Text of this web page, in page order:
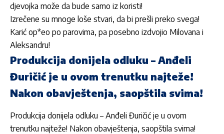
djevojka može da bude samo iz koristi!
Izrečene su mnoge loše stvari, da bi prešli preko svega!
Karić op*eo po parovima, pa posebno izdvojio Milovana i
Aleksandru!
Produkcija donijela odluku – Anđeli
Đuričić je u ovom trenutku najteže!
Nakon obavještenja, saopštila svima!
Produkcija donijela odluku – Anđeli Đuričić je u ovom
trenutku najteže! Nakon obavještenja, saopštila svima!